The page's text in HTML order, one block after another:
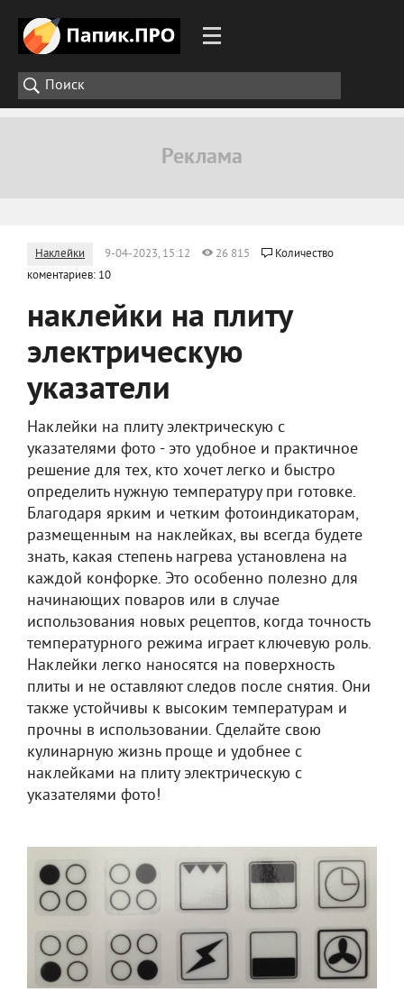
Наклейки 9-04-2023, 15:12 26 815
Количество
коментариев: 10
наклейки на плиту
электрическую
указатели
Наклейки на плиту электрическую с
указателями фото - это удобное и практичное
решение для тех, кто хочет легко и быстро
определить нужную температуру при готовке.
Благодаря ярким и четким фотоиндикаторам,
размещенным на наклейках, вы всегда будете
знать, какая степень нагрева установлена на
каждой конфорке. Это особенно полезно для
начинающих поваров или в случае
использования новых рецептов, когда точность
температурного режима играет ключевую роль.
Наклейки легко наносятся на поверхность
плиты и не оставляют следов после снятия. Они
также устойчивы к высоким температурам и
прочны в использовании. Сделайте свою
кулинарную жизнь проще и удобнее с
наклейками на плиту электрическую с
указателями фото!